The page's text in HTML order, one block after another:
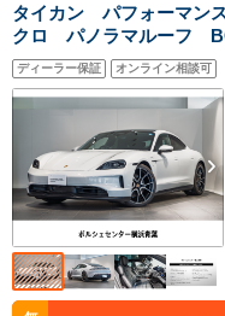
タイカン パフォーマン
クロ パノラマルーフ
トヒーター ベンチレー
ンチ RS Spyder デザイ
ーツサウンド プライバシ
ディーラー保証 オンライン相談可